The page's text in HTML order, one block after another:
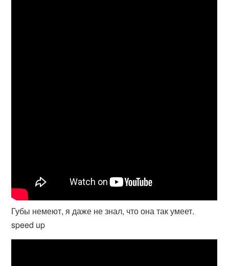
Губы немеют, я даже не знал, что она так умеет.
speed up